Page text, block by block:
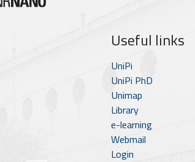
Useful links
UniPi
UniPi PhD
Unimap
Library
e-learning
Webmail
Login